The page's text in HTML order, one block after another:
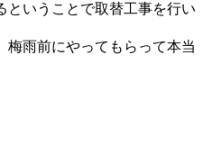
ということで取替工事を行い
雨前にやってもらって本当